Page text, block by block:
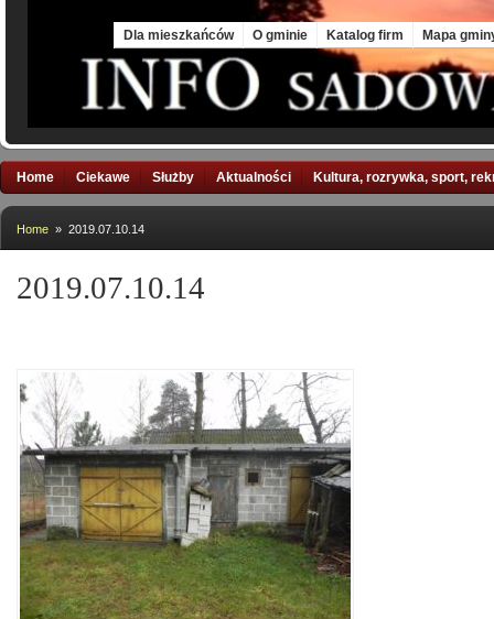
Dla mieszkańców O gminie Katalog firm Mapa
Home Ciekawe Służby Aktualności Kultura, rozrywka, sport,
Home » 2019.07.10.14
2019.07.10.14